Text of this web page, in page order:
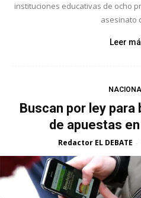
instituciones educativas de ocho
asesinato
Leer
Buscan por ley
de apuestas
Redactor EL DEBATE -